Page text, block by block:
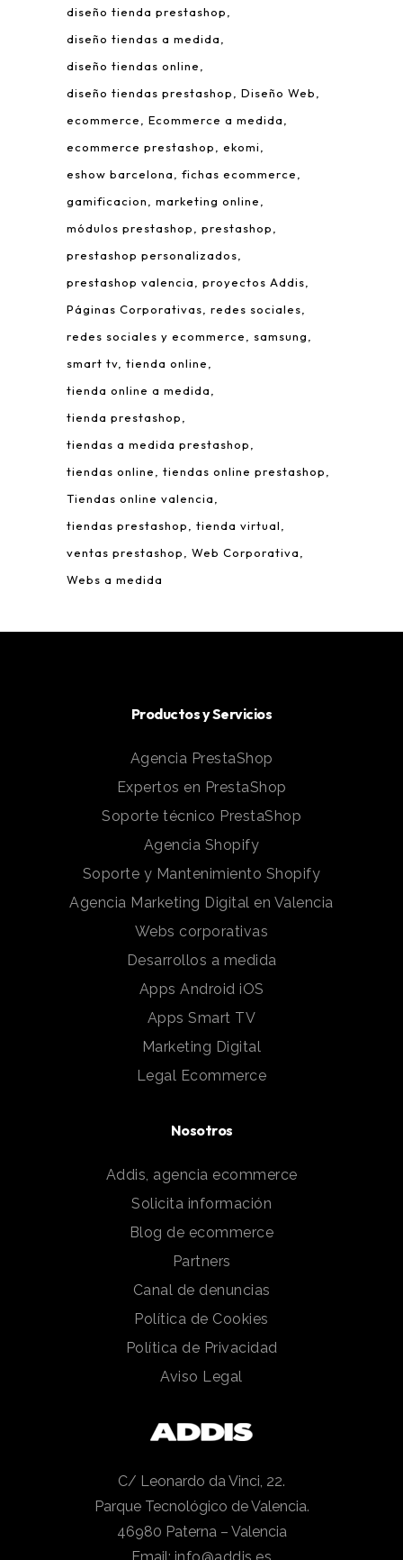
diseño tienda prestashop
diseño tiendas a medida
diseño tiendas online
diseño tiendas prestashop
Diseño Web
ecommerce
Ecommerce a medida
ecommerce prestashop
ekomi
eshow barcelona
fichas ecommerce
gamificacion
marketing online
módulos prestashop
prestashop
prestashop personalizados
prestashop valencia
proyectos Addis
Páginas Corporativas
redes sociales
redes sociales y ecommerce
samsung
smart tv tienda online
tienda online a medida
tienda prestashop
tiendas a medida prestashop
tiendas online
tiendas online prestashop
Tiendas online valencia
tiendas prestashop
tienda virtual
ventas prestashop
Web Corporativa
Webs a medida
Productos y Servicios
Agencia PrestaShop
Expertos en PrestaShop
Soporte técnico PrestaShop
Agencia Shopify
Soporte y Mantenimiento Shopify
Agencia Marketing Digital en Valencia
Webs corporativas
Desarrollos a medida
Apps Android iOS
Apps Smart TV
Marketing Digital
Legal Ecommerce
Nosotros
Addis, agencia ecommerce
Solicita información
Blog de ecommerce
Partners
Canal de denuncias
Política de Cookies
Política de Privacidad
Aviso Legal
C/ Leonardo da Vinci, 22.
Parque Tecnológico de Valencia.
46980 Paterna – Valencia